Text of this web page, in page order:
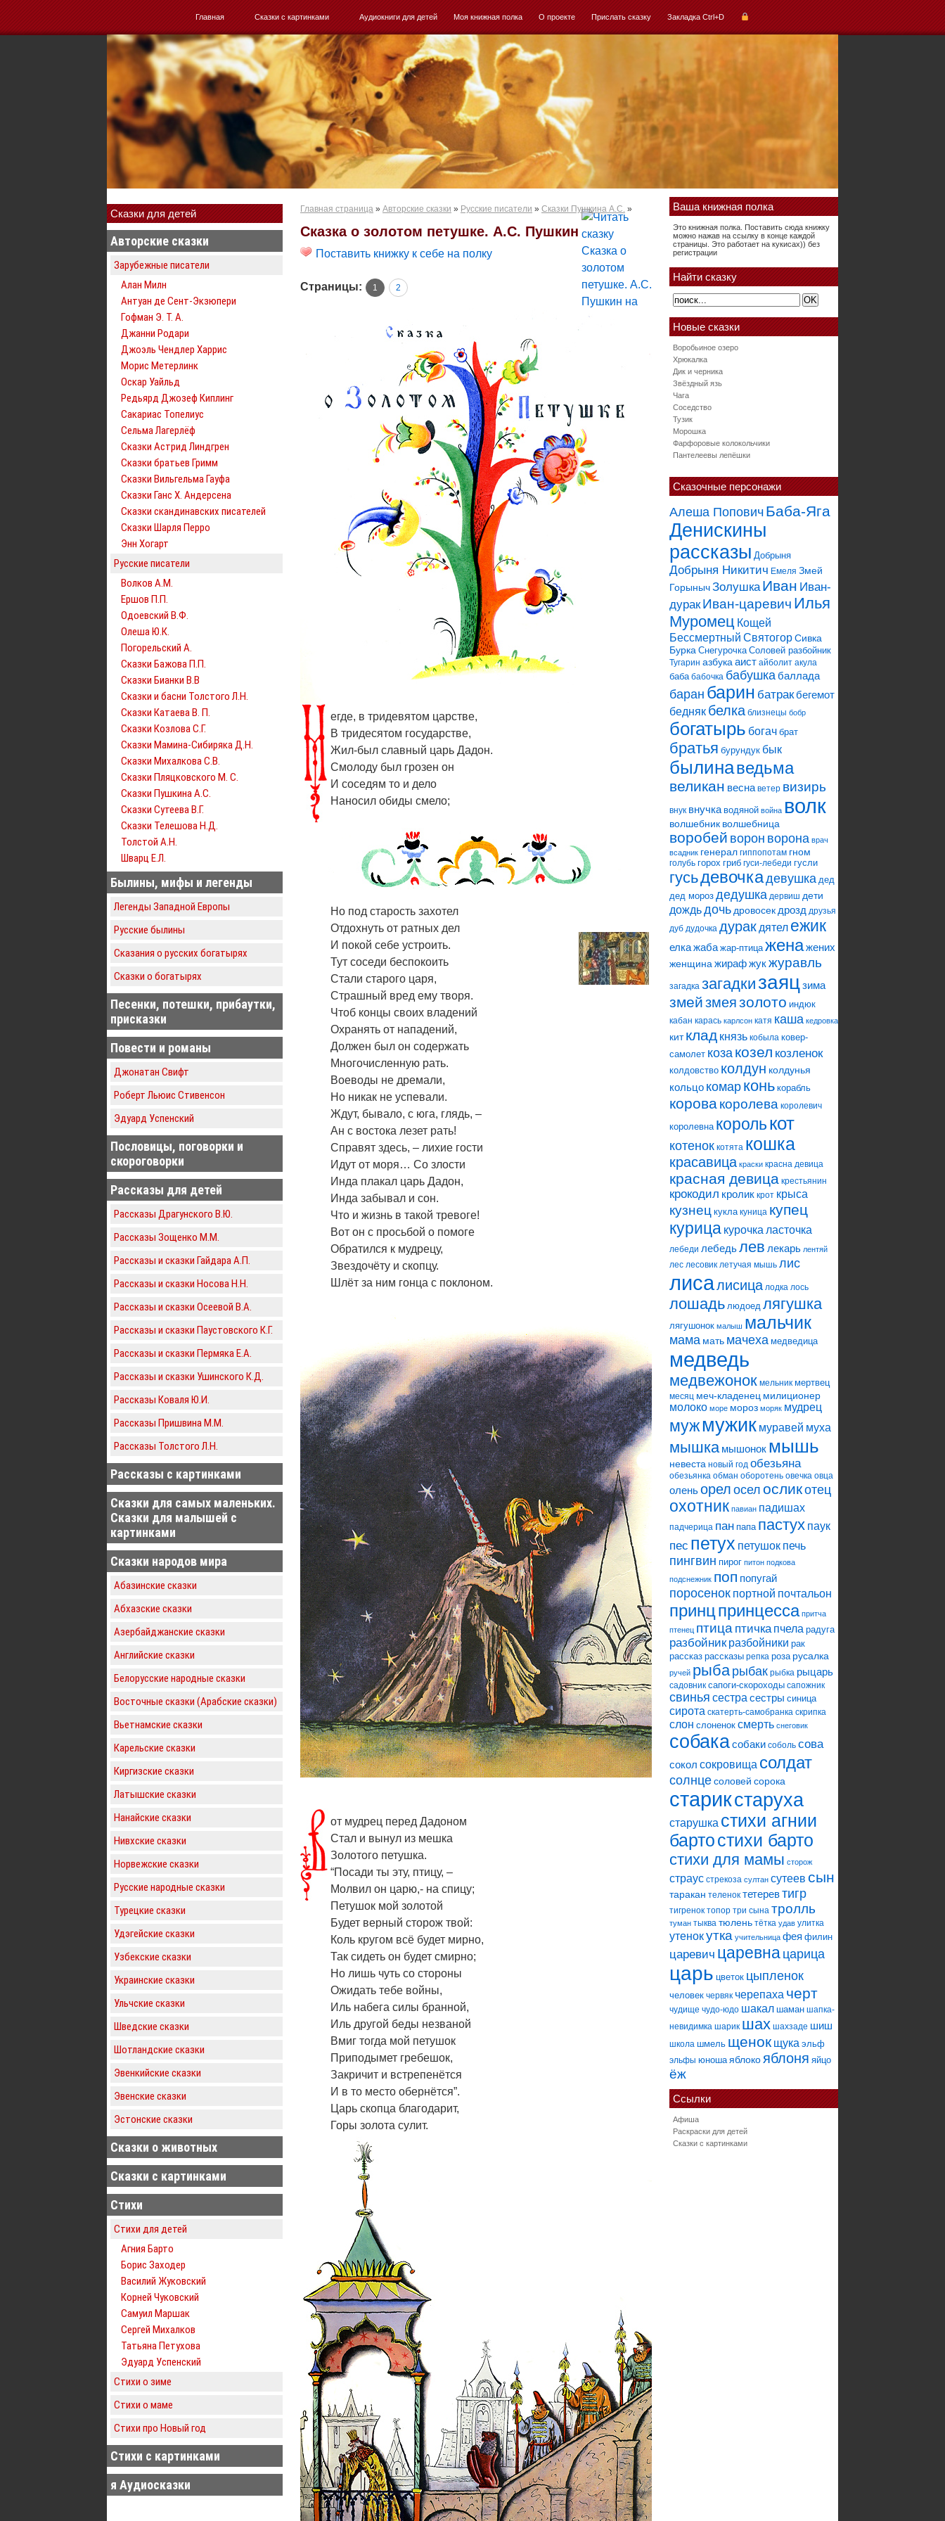
Главная Сказки с картинками Аудиокниги для детей Моя книжная полка О проекте Прислать сказку Закладка Ctrl+D
Сказки для детей
Авторские сказки
Зарубежные писатели
Алан Милн
Антуан де Сент-Экзюпери
Гофман Э. Т. А.
Джанни Родари
Джоэль Чендлер Харрис
Морис Метерлинк
Оскар Уайльд
Редьярд Джозеф Киплинг
Сакариас Топелиус
Сельма Лагерлёф
Сказки Астрид Линдгрен
Сказки братьев Гримм
Сказки Вильгельма Гауфа
Сказки Ганс Х. Андерсена
Сказки скандинавских писателей
Сказки Шарля Перро
Энн Хогарт
Русские писатели
Волков А.М.
Ершов П.П.
Одоевский В.Ф.
Олеша Ю.К.
Погорельский А.
Сказки Бажова П.П.
Сказки Бианки В.В
Сказки и басни Толстого Л.Н.
Сказки Катаева В. П.
Сказки Козлова С.Г.
Сказки Мамина-Сибиряка Д.Н.
Сказки Михалкова С.В.
Сказки Пляцковского М. С.
Сказки Пушкина А.С.
Сказки Сутеева В.Г.
Сказки Телешова Н.Д.
Толстой А.Н.
Шварц Е.Л.
Былины, мифы и легенды
Легенды Западной Европы
Русские былины
Сказания о русских богатырях
Сказки о богатырях
Песенки, потешки, прибаутки,
присказки
Повести и романы
Джонатан Свифт
Роберт Льюис Стивенсон
Эдуард Успенский
Пословицы, поговорки и
скороговорки
Рассказы для детей
Рассказы Драгунского В.Ю.
Рассказы Зощенко М.М.
Рассказы и сказки Гайдара А.П.
Рассказы и сказки Носова Н.Н.
Рассказы и сказки Осеевой В.А.
Рассказы и сказки Паустовского К.Г.
Рассказы и сказки Пермяка Е.А.
Рассказы и сказки Ушинского К.Д.
Рассказы Коваля Ю.И.
Рассказы Пришвина М.М.
Рассказы Толстого Л.Н.
Рассказы с картинками
Сказки для самых маленьких.
Сказки для малышей с
картинками
Сказки народов мира
Абазинские сказки
Абхазские сказки
Азербайджанские сказки
Английские сказки
Белорусские народные сказки
Восточные сказки (Арабские сказки)
Вьетнамские сказки
Карельские сказки
Киргизские сказки
Латышские сказки
Нанайские сказки
Нивхские сказки
Норвежские сказки
Русские народные сказки
Турецкие сказки
Удэгейские сказки
Узбекские сказки
Украинские сказки
Ульчские сказки
Шведские сказки
Шотландские сказки
Эвенкийские сказки
Эвенские сказки
Эстонские сказки
Сказки о животных
Сказки с картинками
Стихи
Стихи для детей
Агния Барто
Борис Заходер
Василий Жуковский
Корней Чуковский
Самуил Маршак
Сергей Михалков
Татьяна Петухова
Эдуард Успенский
Стихи о зиме
Стихи о маме
Стихи про Новый год
Стихи с картинками
я Аудиосказки
Главная страница » Авторские сказки » Русские писатели » Сказки Пушкина А.С. »
Сказка о золотом петушке. А.С. Пушкин
Поставить книжку к себе на полку
Страницы: 1 2
егде, в тридевятом царстве,
В тридесятом государстве,
Жил-был славный царь Дадон.
Смолоду был грозен он
И соседям то и дело
Наносил обиды смело;
Но под старость захотел
Отдохнуть от ратных дел
И покой себе устроить.
Тут соседи беспокоить
Стали старого царя,
Страшный вред ему творя.
Чтоб концы своих владений
Охранять от нападений,
Должен был он содержать
Многочисленную рать.
Воеводы не дремали,
Но никак не успевали.
Ждут, бывало, с юга, глядь, –
Ан с востока лезет рать!
Справят здесь, – лихие гости
Идут от моря… Со злости
Инда плакал царь Дадон,
Инда забывал и сон.
Что и жизнь в такой тревоге!
Вот он с просьбой о помоге
Обратился к мудрецу,
Звездочёту и скопцу.
Шлёт за ним гонца с поклоном.
от мудрец перед Дадоном
Стал и вынул из мешка
Золотого петушка.
“Посади ты эту, птицу, –
Молвил он царю,- на спицу;
Петушок мой золотой
Будет верный сторож твой:
Коль кругом всё будет мирно,
Так сидеть он будет смирно;
Но лишь чуть со стороны
Ожидать тебе войны,
Иль набега силы бранной,
Иль другой беды незваной
Вмиг тогда мой петушок
Приподымет гребешок,
Закричит и встрепенётся
И в то место обернётся”.
Царь скопца благодарит,
Горы золота сулит.
Ваша книжная полка
Это книжная полка. Поставить сюда книжку
можно нажав на ссылку в конце каждой
страницы. Это работает на кукисах)) без
регистрации
Найти сказку
Новые сказки
Воробьиное озеро
Хрюкалка
Дик и черника
Звёздный язь
Чага
Соседство
Тузик
Морошка
Фарфоровые колокольчики
Пантелеевы лепёшки
Сказочные персонажи
Алеша Попович Баба-Яга
Денискины
рассказы Добрыня
Добрыня Никитич Емеля Змей
ГорынычЗолушка Иван Иван-
дурак Иван-царевич Илья
Муромец Кощей
Бессмертный СвятогорСивка
Бурка Снегурочка Соловей разбойник
Тугарин азбука аист айболит акула
баба бабочка бабушкабаллада
баран барин батракбегемот
бедняк белка близнецы бобр
богатырь богач брат
братья бурундук бык
былинаведьма
великан весна ветер визирь
внук внучка водяной война волк
волшебник волшебница
воробей ворон ворона врач
всадник генерал гиппопотам гном
голубь горох гриб гуси-лебеди гусли
гусьдевочкадевушка дед
дед мороз дедушка дервиш дети
дождьдочь дровосек дрозд друзья
дуб дудочка дурак дятел ежик
елкажаба жар-птица женажених
женщина жирафжукжуравль
загадка загадкизаяцзима
змейзмеязолото индюк
кабан карась карлсон катя каша кедровка
кит клад князь кобыла ковер-
самолет козакозел козленок
колдовство колдун колдунья
кольцо комар конь корабль
коровакоролева королевич
королевна королькот
котенок котята кошка
красавица краски красна девица
красная девица крестьянин
крокодил кролик крот крыса
кузнец кукла куница купец
курица курочка ласточка
лебеди лебедьлев лекарь лентяй
лес лесовик летучая мышь лис
лисалисица лодка лось
лошадь людоед лягушка
лягушонок малыш мальчик
мама мать мачеха медведица
медведь
медвежонок мельник мертвец
месяц меч-кладенец милиционер
молоко море мороз моряк мудрец
мужмужик муравей муха
мышка мышонок мышь
невеста новый год обезьяна
обезьянка обман оборотень овечка овца
оленьорелоселосликотец
охотник павиан падишах
падчерица пан папа пастух паук
пес петух петушок печь
пингвин пирог питон подкова
подснежник поп попугай
поросенок портной почтальон
принцпринцесса притча
птенец птица птичка пчела радуга
разбойник разбойники рак
рассказ рассказы репка роза русалка
ручей рыбарыбак рыбка рыцарь
садовник сапоги-скороходы сапожник
свинья сестра сестры синица
сирота скатерть-самобранка скрипка
слон слоненок смерть снеговик
собакасобаки соболь сова
сокол сокровища солдат
солнцесоловей сорока
старикстаруха
старушка стихи агнии
бартостихи барто
стихи для мамы сторож
страус стрекоза султан сутеев сын
таракан теленок тетеревтигр
тигренок топор три сына тролль
туман тыква тюлень тётка удав улитка
утенокутка учительница фея филин
царевич царевна царица
царь цветок цыпленок
человек червяк черепаха черт
чудище чудо-юдо шакал шаман шапка-
невидимка шарик шах шахзаде шиш
школа шмель щенок щука эльф
эльфы юноша яблоко яблоня яйцо
ёж
Ссылки
Афиша
Раскраски для детей
Сказки с картинками